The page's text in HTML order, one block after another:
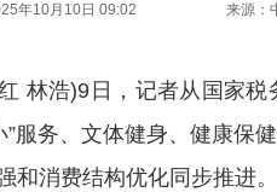
年10月10日 09:02 来源：
浩)9日，记者从国家税
服务、文体健身、健康保
消费结构优化同步推进。